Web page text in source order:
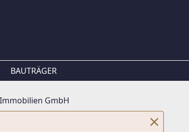
BAUTRÄGER
GmbH